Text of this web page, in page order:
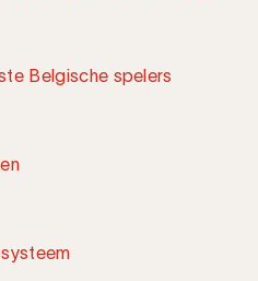
Belgische spelers